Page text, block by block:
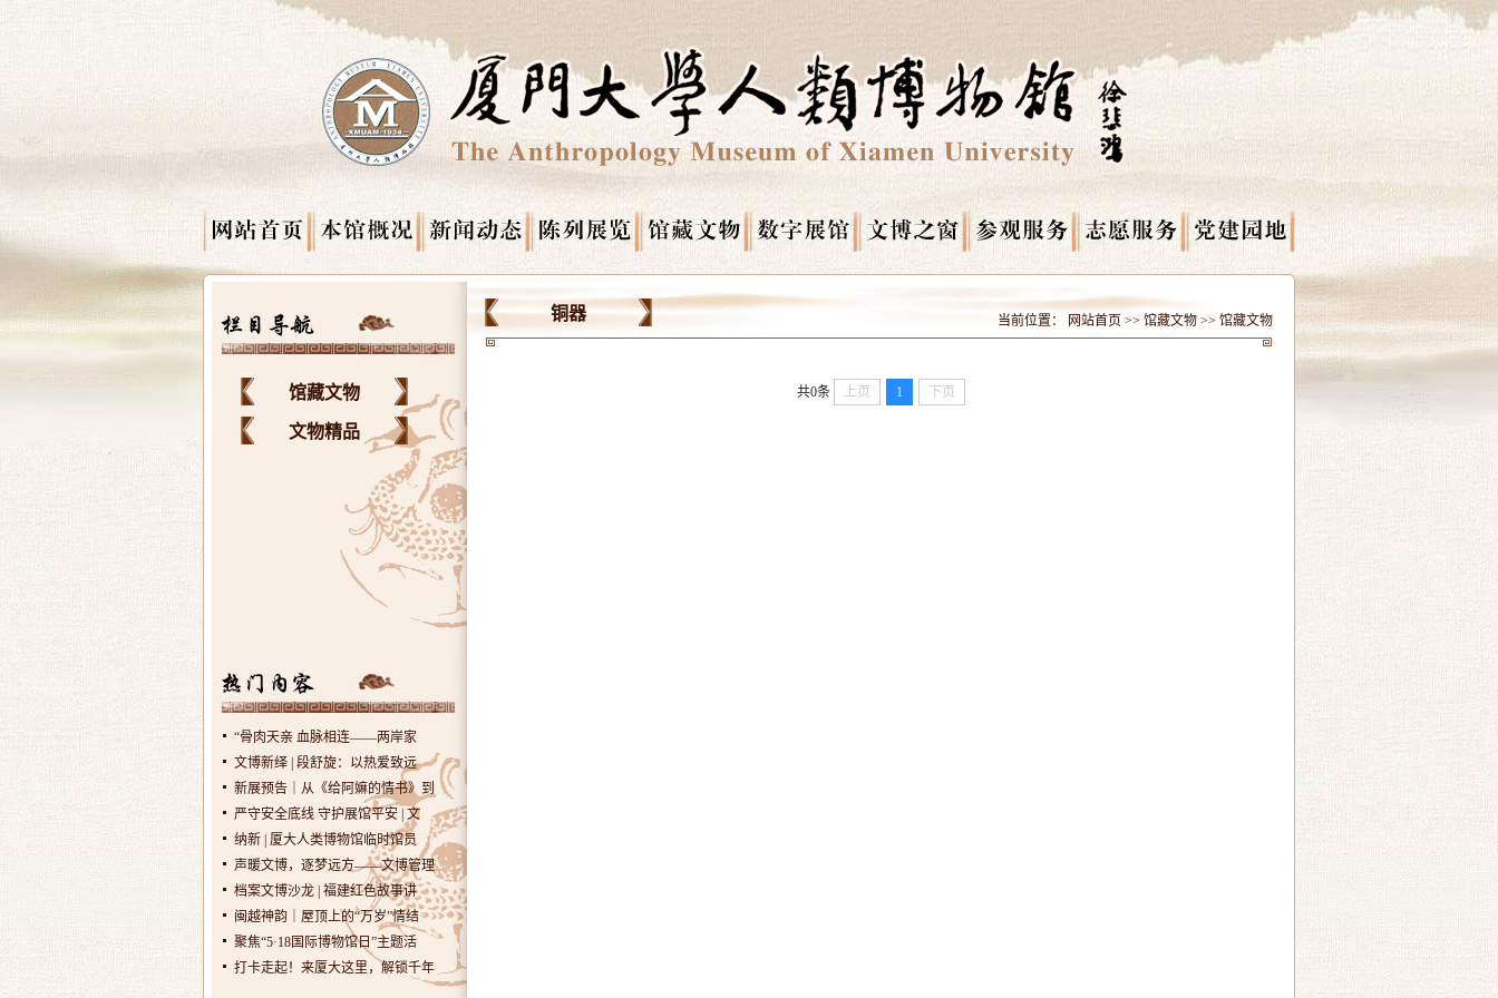
馆藏文物
文物精品
“骨肉天亲 血脉相连——两岸家
文博新绎 | 段舒旋：以热爱致远
新展预告｜从《给阿嫲的情书》到
严守安全底线 守护展馆平安 | 文
纳新 | 厦大人类博物馆临时馆员
声暖文博，逐梦远方——文博管理
档案文博沙龙 | 福建红色故事讲
闽越神韵｜屋顶上的“万岁”情结
聚焦“5·18国际博物馆日”主题活
打卡走起！来厦大这里，解锁千年
铜器 当前位置： 网站首页 >> 馆藏文物 >> 馆藏文物
共0条 上页 1 下页